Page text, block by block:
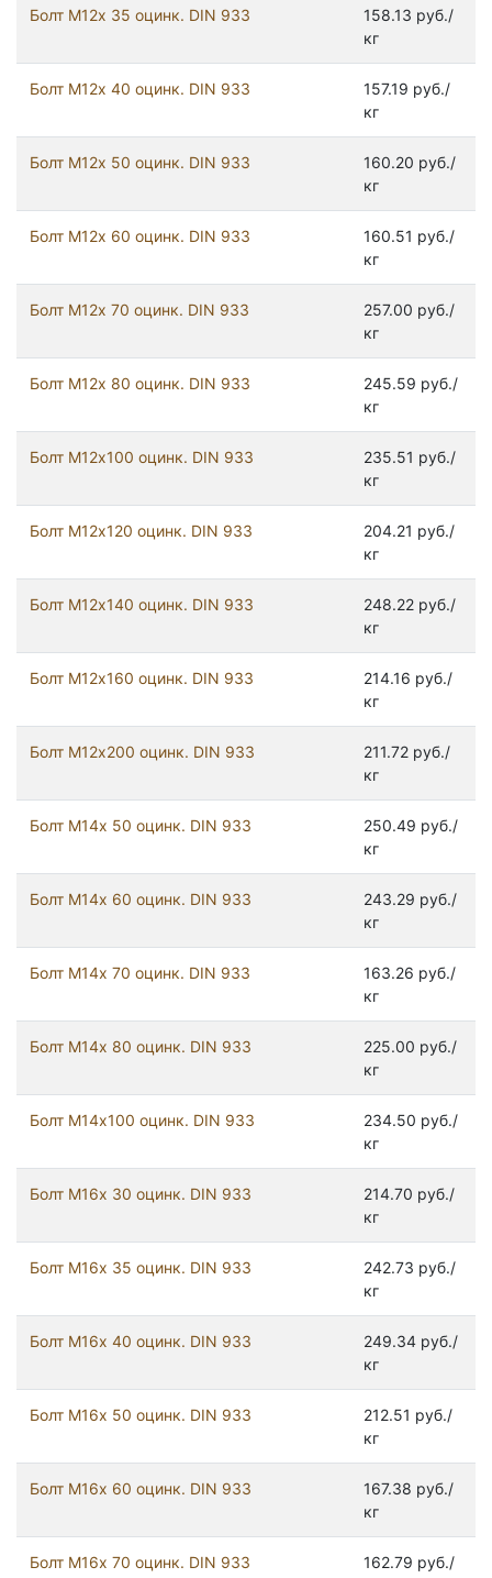
Болт М12х 35 оцинк. DIN 933
158.13 руб./
кг
Болт М12х 40 оцинк. DIN 933
157.19 руб./
кг
Болт М12х 50 оцинк. DIN 933
160.20 руб./
кг
Болт М12х 60 оцинк. DIN 933
160.51 руб./
кг
Болт М12х 70 оцинк. DIN 933
257.00 руб./
кг
Болт М12х 80 оцинк. DIN 933
245.59 руб./
кг
Болт М12х100 оцинк. DIN 933
235.51 руб./
кг
Болт М12х120 оцинк. DIN 933
204.21 руб./
кг
Болт М12х140 оцинк. DIN 933
248.22 руб./
кг
Болт М12х160 оцинк. DIN 933
214.16 руб./
кг
Болт М12х200 оцинк. DIN 933
211.72 руб./
кг
Болт М14х 50 оцинк. DIN 933
250.49 руб./
кг
Болт М14х 60 оцинк. DIN 933
243.29 руб./
кг
Болт М14х 70 оцинк. DIN 933
163.26 руб./
кг
Болт М14х 80 оцинк. DIN 933
225.00 руб./
кг
Болт М14х100 оцинк. DIN 933
234.50 руб./
кг
Болт М16х 30 оцинк. DIN 933
214.70 руб./
кг
Болт М16х 35 оцинк. DIN 933
242.73 руб./
кг
Болт М16х 40 оцинк. DIN 933
249.34 руб./
кг
Болт М16х 50 оцинк. DIN 933
212.51 руб./
кг
Болт М16х 60 оцинк. DIN 933
167.38 руб./
кг
Болт М16х 70 оцинк. DIN 933
162.79 руб./